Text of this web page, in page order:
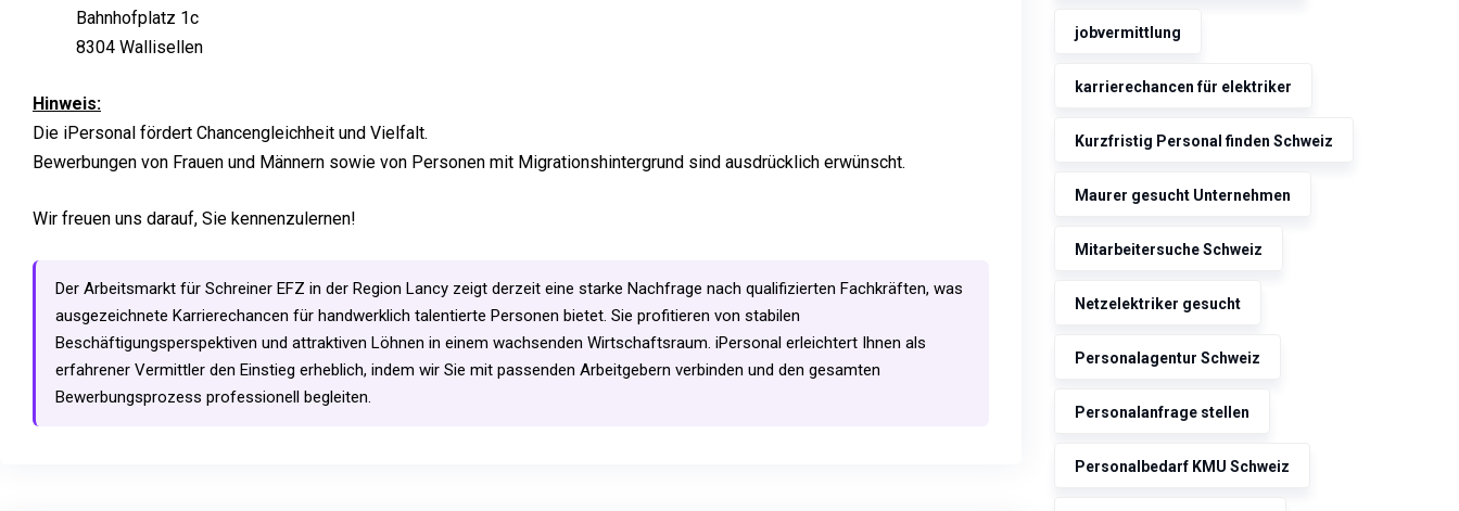
Bahnhofplatz 1c
8304 Wallisellen
Hinweis:
Die iPersonal fördert Chancengleichheit und Vielfalt.
Bewerbungen von Frauen und Männern sowie von Personen mit Migrationshintergrund sind ausdrücklich erwünscht.
Wir freuen uns darauf, Sie kennenzulernen!
Der Arbeitsmarkt für Schreiner EFZ in der Region Lancy zeigt derzeit eine starke Nachfrage nach qualifizierten Fachkräften, was
ausgezeichnete Karrierechancen für handwerklich talentierte Personen bietet. Sie profitieren von stabilen
Beschäftigungsperspektiven und attraktiven Löhnen in einem wachsenden Wirtschaftsraum. iPersonal erleichtert Ihnen als
erfahrener Vermittler den Einstieg erheblich, indem wir Sie mit passenden Arbeitgebern verbinden und den gesamten
Bewerbungsprozess professionell begleiten.
jobvermittlung
karrierechancen für elektriker
Kurzfristig Personal finden Schweiz
Maurer gesucht Unternehmen
Mitarbeitersuche Schweiz
Netzelektriker gesucht
Personalagentur Schweiz
Personalanfrage stellen
Personalbedarf KMU Schweiz